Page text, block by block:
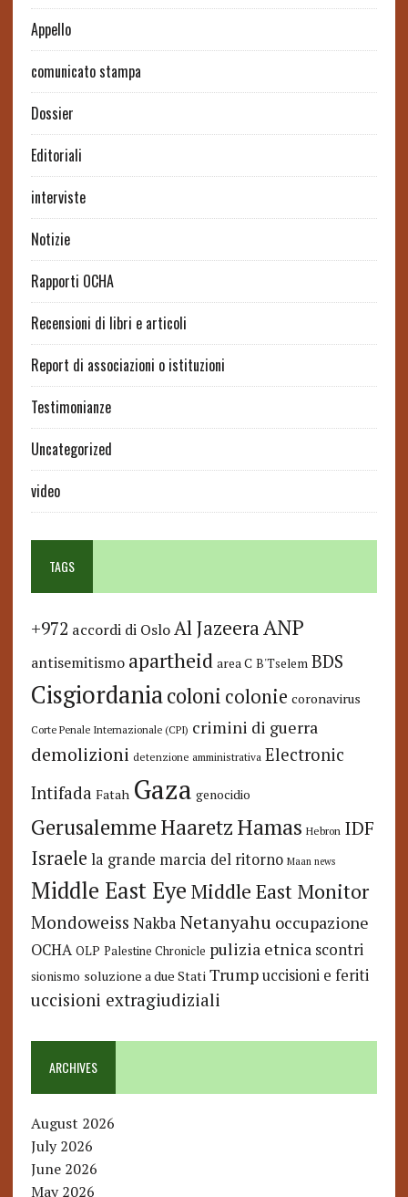
Appello
comunicato stampa
Dossier
Editoriali
interviste
Notizie
Rapporti OCHA
Recensioni di libri e articoli
Report di associazioni o istituzioni
Testimonianze
Uncategorized
video
TAGS
+972 accordi di Oslo Al JazeeraANP
antisemitismo apartheid area C B'Tselem BDS
Cisgiordaniacoloni colonie coronavirus
Corte Penale Internazionale (CPI) crimini di guerra
demolizioni detenzione amministrativa Electronic
Intifada Fatah Gaza genocidio
GerusalemmeHaaretzHamas Hebron IDF
Israele la grande marcia del ritorno Maan news
Middle East Eye Middle East Monitor
Mondoweiss Nakba Netanyahu occupazione
OCHA OLP Palestine Chronicle pulizia etnica scontri
sionismo soluzione a due Stati Trump uccisioni e feriti
uccisioni extragiudiziali
ARCHIVES
August 2026
July 2026
June 2026
May 2026